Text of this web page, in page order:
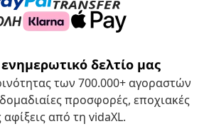
δελτίο μας
των 700.000+ αγοραστών
προσφορές, εποχιακές
από τη vidaXL.